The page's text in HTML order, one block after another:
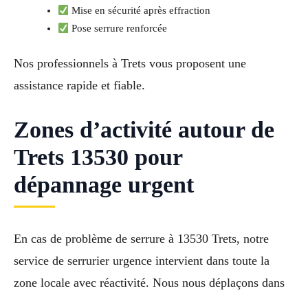
Mise en sécurité après effraction
Pose serrure renforcée
Nos professionnels à Trets vous proposent une
assistance rapide et fiable.
Zones d’activité autour de
Trets 13530 pour
dépannage urgent
En cas de problème de serrure à 13530 Trets, notre
service de serrurier urgence intervient dans toute la
zone locale avec réactivité. Nous nous déplaçons dans